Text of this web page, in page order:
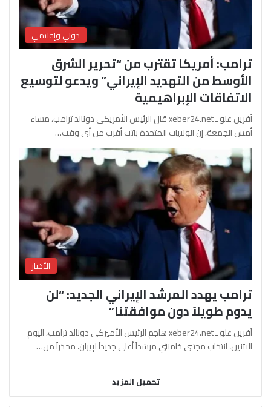
دولي وإقليمي
ترامب: أمريكا تقترب من “تحرير الشرق
الأوسط من التهديد الإيراني” ويدعو لتوسيع
الاتفاقات الإبراهيمية
آفرين علو ـ xeber24.net قال الرئيس الأمريكي دونالد ترامب، مساء
أمس الجمعة، إن الولايات المتحدة باتت أقرب من أي وقت…
الأخبار
ترامب يهدد المرشد الإيراني الجديد: “لن
يدوم طويلاً دون موافقتنا”
آفرين علو ـ xeber24.net هاجم الرئيس الأميركي دونالد ترامب، اليوم
الاثنين، انتخاب مجتبى خامنئي مرشداً أعلى جديداً لإيران، محذراً من…
تحميل المزيد